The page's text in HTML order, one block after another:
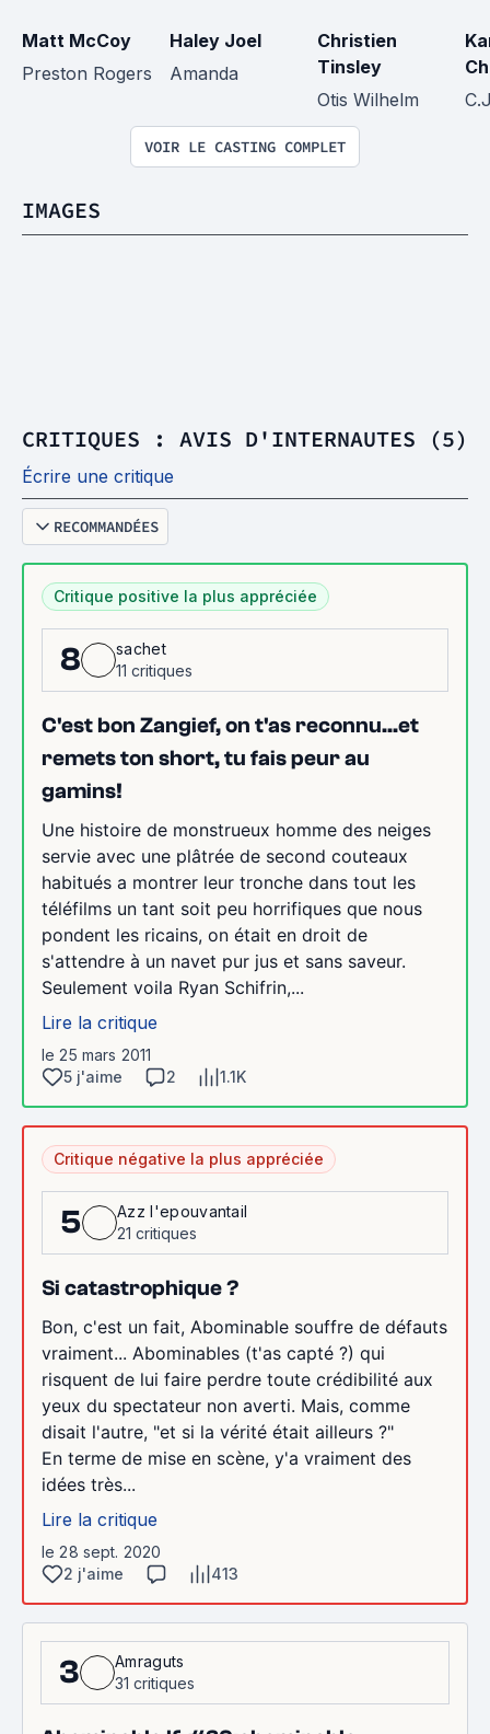
Matt McCoy
Preston Rogers
Haley Joel
Amanda
Christien
Tinsley
Otis Wilhelm
VOIR LE CASTING COMPLET
IMAGES
CRITIQUES : AVIS D'INTERNAUTES (5)
Écrire une critique
RECOMMANDÉES
Critique positive la plus appréciée
8
sachet
11 critiques
C'est bon Zangief, on t'as reconnu...et
remets ton short, tu fais peur au
gamins!
Une histoire de monstrueux homme des neiges
servie avec une plâtrée de second couteaux
habitués a montrer leur tronche dans tout les
téléfilms un tant soit peu horrifiques que nous
pondent les ricains, on était en droit de
s'attendre à un navet pur jus et sans saveur.
Seulement voila Ryan Schifrin,...
Lire la critique
le 25 mars 2011
5 j'aime
2 1.1K
Critique négative la plus appréciée
5
Azz l'epouvantail
21 critiques
Si catastrophique ?
Bon, c'est un fait, Abominable souffre de défauts
vraiment... Abominables (t'as capté ?) qui
risquent de lui faire perdre toute crédibilité aux
yeux du spectateur non averti. Mais, comme
disait l'autre, "et si la vérité était ailleurs ?"
En terme de mise en scène, y'a vraiment des
idées très...
Lire la critique
le 28 sept. 2020
2 j'aime
413
3
Amraguts
31 critiques